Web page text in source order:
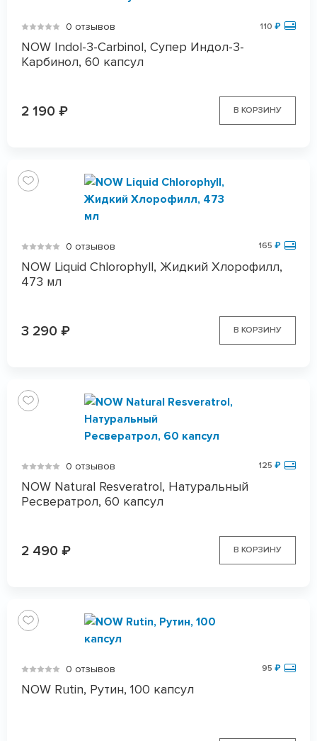
0 отзывов 110 ₽
NOW Indol-3-Carbinol, Супер Индол-3-
Карбинол, 60 капсул
2 190 ₽ В КОРЗИНУ
0 отзывов 165 ₽
NOW Liquid Chlorophyll, Жидкий Хлорофилл,
473 мл
3 290 ₽ В КОРЗИНУ
0 отзывов 125 ₽
NOW Natural Resveratrol, Натуральный
Ресвератрол, 60 капсул
2 490 ₽ В КОРЗИНУ
0 отзывов 95 ₽
NOW Rutin, Рутин, 100 капсул